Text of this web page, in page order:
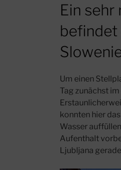
Ein
befindet
Um einen
Tag zunächst
konnten hier das
Wasser
Aufenthalt
Ljubljana